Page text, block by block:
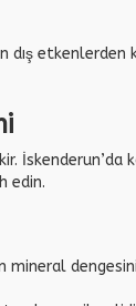
etkenlerden
İskenderun’da
edin.